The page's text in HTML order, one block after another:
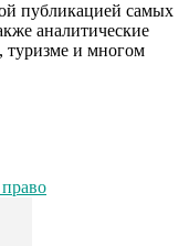
публикацией самых
аналитические
туризме и многом